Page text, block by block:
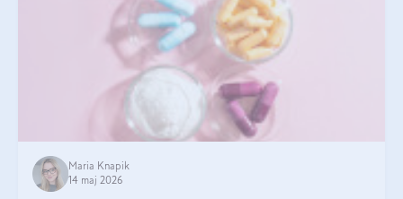
Maria Knapik
14 maj 2026